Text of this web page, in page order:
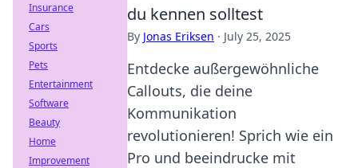
du kennen solltest
By Jonas Eriksen · July 25, 2025
Entdecke außergewöhnliche
Callouts, die deine
Kommunikation
revolutionieren! Sprich wie ein
Pro und beeindrucke mit
Insurance
Cars
Sports
Pets
Entertainment
Software
Beauty
Home
Improvement